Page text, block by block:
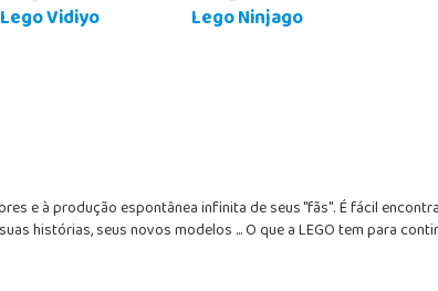
Lego Vidiyo Lego Ninjago
e à produção espontânea infinita de seus "fãs". É fácil
histórias, seus novos modelos ... O que a LEGO tem para